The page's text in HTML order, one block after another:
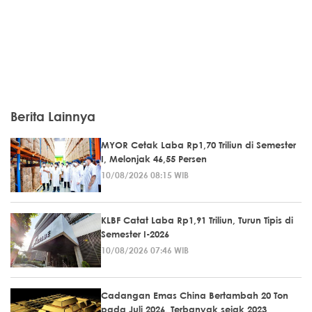
Berita Lainnya
MYOR Cetak Laba Rp1,70 Triliun di Semester
I, Melonjak 46,55 Persen
10/08/2026 08:15 WIB
KLBF Catat Laba Rp1,91 Triliun, Turun Tipis di
Semester I-2026
10/08/2026 07:46 WIB
Cadangan Emas China Bertambah 20 Ton
pada Juli 2026, Terbanyak sejak 2023